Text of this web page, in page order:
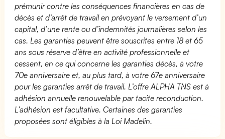
prémunir contre les conséquences financières en cas de
décès et d’arrêt de travail en prévoyant le versement d’un
capital, d’une rente ou d’indemnités journalières selon les
cas. Les garanties peuvent être souscrites entre 18 et 65
ans sous réserve d’être en activité professionnelle et
cessent, en ce qui concerne les garanties décès, à votre
70e anniversaire et, au plus tard, à votre 67e anniversaire
pour les garanties arrêt de travail. L’offre ALPHA TNS est à
adhésion annuelle renouvelable par tacite reconduction.
L’adhésion est facultative. Certaines des garanties
proposées sont éligibles à la Loi Madelin.